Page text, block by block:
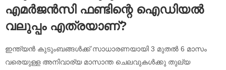
എമർജൻസി ഫണ്ടിന്റെ ഐഡിയൽ
വലുപ്പം എത്രയാണ്?
ഇന്ത്യൻ കുടുംബങ്ങൾക്ക് സാധാരണയായി 3 മുതൽ 6 മാസം
വരെയുള്ള അനിവാര്യ മാസാന്ത ചെലവുകൾക്കു തുല്യ